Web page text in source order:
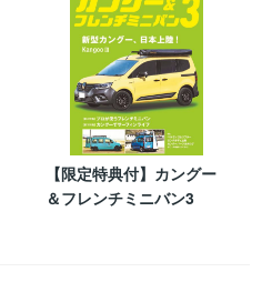
【限定特典付】カングー
＆フレンチミニバン3